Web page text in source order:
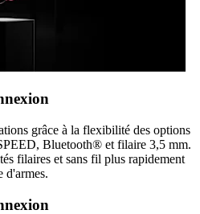
grâce à la flexibilité des options
Bluetooth® et filaire 3,5 mm.
filaires et sans fil plus rapidement
d'armes.